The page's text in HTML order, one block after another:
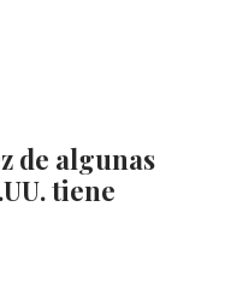
de algunas
tiene